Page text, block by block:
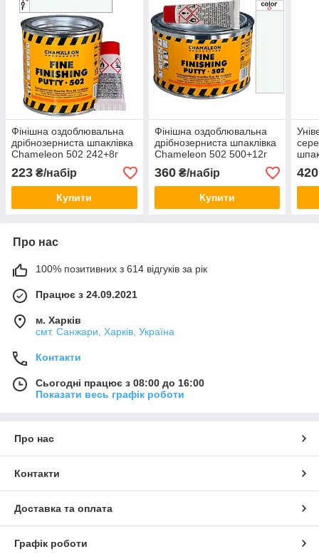
Фінішна оздоблювальна
дрібнозерниста шпаклівка
Chameleon 502 242+8г
223 ₴/набір
Купити
Фінішна оздоблювальна
дрібнозерниста шпаклівка
Chameleon 502 500+12г
360₴/набір
Купити
420
Про нас
100% позитивних з 614 відгуків за рік
Працює з 24.09.2021
м. Харків
смт. Санжари, Харків, Україна
Контакти
Сьогодні працює з 08:00 до 16:00
Показати весь графік роботи
Про нас
Контакти
Доставка та оплата
Графік роботи